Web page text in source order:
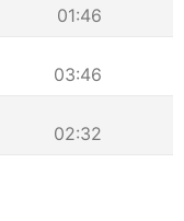
01:46
03:46
02:32